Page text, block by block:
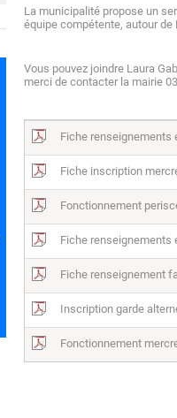
La municipalité propose un
équipe compétente, autour
Vous pouvez joindre Laura
merci de contacter la mairie
Fiche renseignements
Fiche inscription
Fonctionnement
Fiche renseignements
Fiche renseignement
Inscription garde
Fonctionnement